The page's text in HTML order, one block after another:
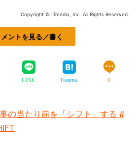
Copyright © ITmedia, Inc. All Rights Reserved.
メントを見る／書く
LINE Hatena 0
の当たり前を「シフト」する #